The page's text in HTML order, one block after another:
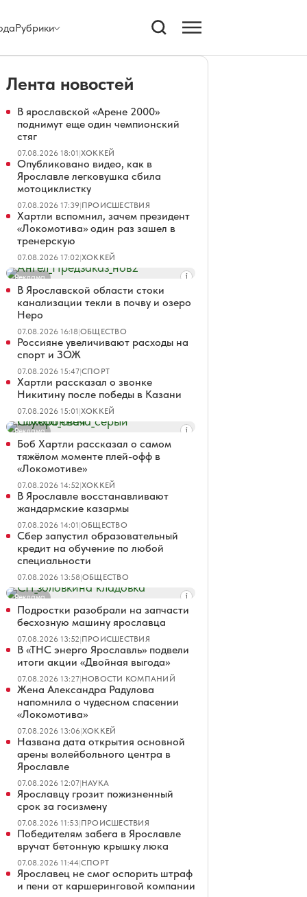
Рубрики
Лента новостей
В ярославской «Арене 2000»
поднимут еще один чемпионский
стяг
07.08.2026 18:01|ХОККЕЙ
Опубликовано видео, как в
Ярославле легковушка сбила
мотоциклистку
07.08.2026 17:39|ПРОИСШЕСТВИЯ
Хартли вспомнил, зачем президент
«Локомотива» один раз зашел в
тренерскую
07.08.2026 17:02|ХОККЕЙ
Реклама
В Ярославской области стоки
канализации текли в почву и озеро
Неро
07.08.2026 16:18|ОБЩЕСТВО
Россияне увеличивают расходы на
спорт и ЗОЖ
07.08.2026 15:47|СПОРТ
Хартли рассказал о звонке
Никитину после победы в Казани
07.08.2026 15:01|ХОККЕЙ
Реклама
Боб Хартли рассказал о самом
тяжёлом моменте плей-офф в
«Локомотиве»
07.08.2026 14:52|ХОККЕЙ
В Ярославле восстанавливают
жандармские казармы
07.08.2026 14:01|ОБЩЕСТВО
Сбер запустил образовательный
кредит на обучение по любой
специальности
07.08.2026 13:58|ОБЩЕСТВО
Реклама
Подростки разобрали на запчасти
бесхозную машину ярославца
07.08.2026 13:52|ПРОИСШЕСТВИЯ
В «ТНС энерго Ярославль» подвели
итоги акции «Двойная выгода»
07.08.2026 13:27|НОВОСТИ КОМПАНИЙ
Жена Александра Радулова
напомнила о чудесном спасении
«Локомотива»
07.08.2026 13:06|ХОККЕЙ
Названа дата открытия основной
арены волейбольного центра в
Ярославле
07.08.2026 12:07|НАУКА
Ярославцу грозит пожизненный
срок за госизмену
07.08.2026 11:53|ПРОИСШЕСТВИЯ
Победителям забега в Ярославле
вручат бетонную крышку люка
07.08.2026 11:44|СПОРТ
Ярославец не смог оспорить штраф
и пени от каршеринговой компании